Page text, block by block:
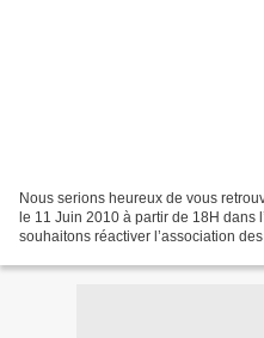
Nous serions heureux de vous
le 11 Juin 2010 à partir de 18H dans
souhaitons réactiver l’association